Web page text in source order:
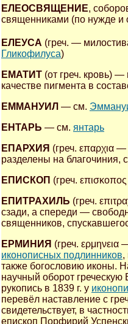
ЕЛЕОСВЯЩЕНИЕ,
священниками (по нужде
ЕЛЕУСА (греч. —
Гликофилуса)
ЕМАТИТ (от греч. кровь)
качестве пигмента в
ЕММАНУИЛ — см.
ЕНТАРЬ — см. янтарь
ЕПАРХИЯ (греч. επαρχια
разделены на благочиния,
ЕПИСКОП (греч.
ЕПИТРАХИЛЬ (греч.
сзади, а спереди —
священников,
ЕРМИНИЯ (греч.
иконописных подлинников,
также богословию иконы.
научный оборот
рукопись в 1839 г. у
перевёл наставление с
свидетельствует, в
епископ Порфирий